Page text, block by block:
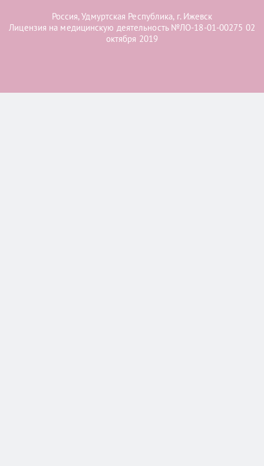
Россия, Удмуртская Республика, г. Ижевск
Лицензия на медицинскую деятельность №ЛО-18-01-00275 02
октября 2019